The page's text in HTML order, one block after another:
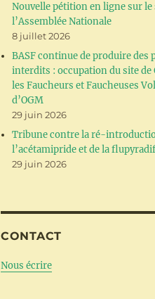
Nouvelle pétition en ligne sur le
l’Assemblée Nationale
8 juillet 2026
BASF continue de produire des
interdits : occupation du site de
les Faucheurs et Faucheuses
d’OGM
29 juin 2026
Tribune contre la ré-
l’acétamipride et de la
29 juin 2026
CONTACT
Nous écrire